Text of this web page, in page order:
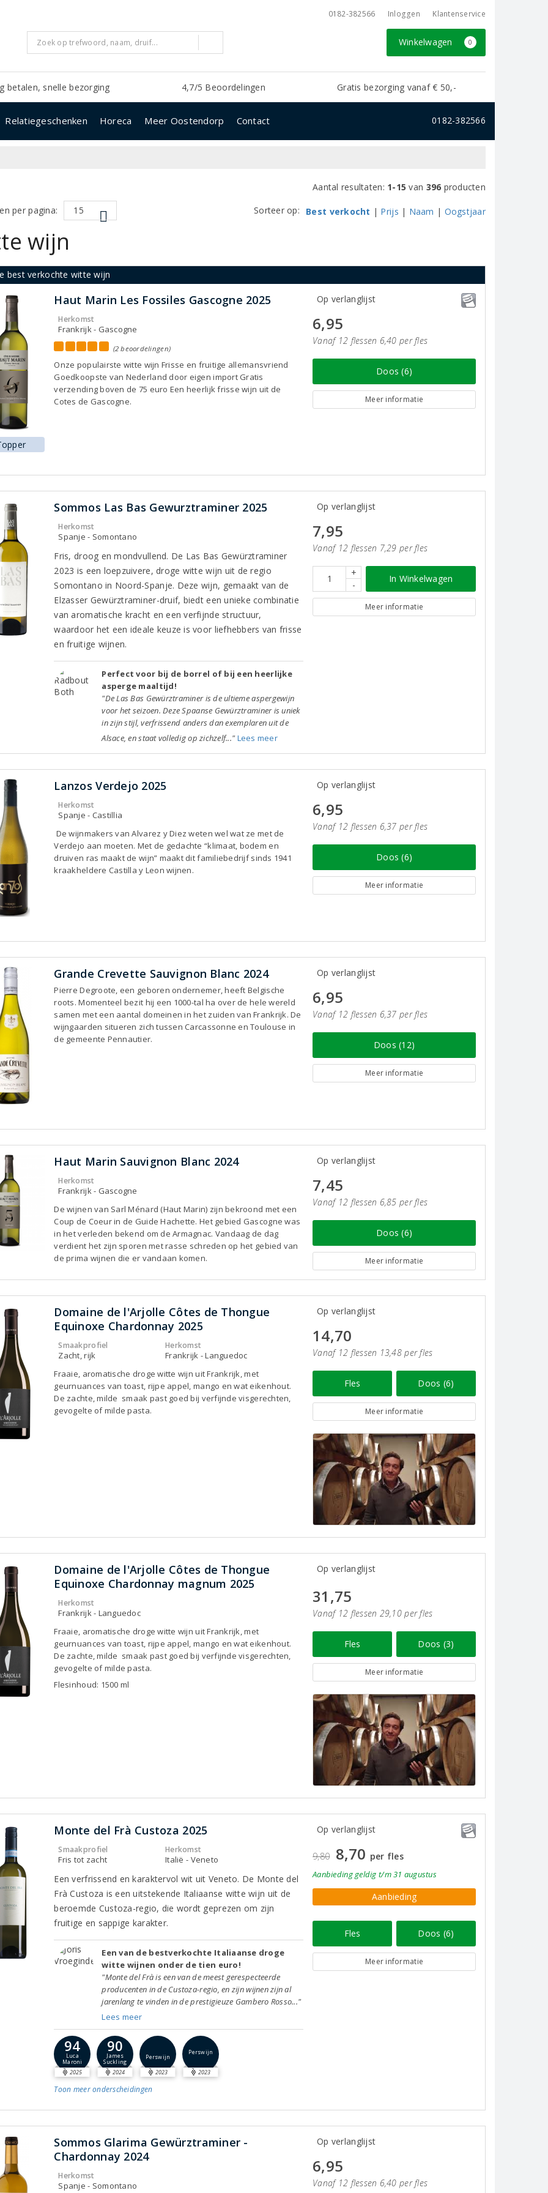
0182-382566 Inloggen Klantenservice
Winkelwagen 0
betalen, snelle bezorging 4,7/5 Beoordelingen Gratis bezorging vanaf € 50,-
Relatiegeschenken Horeca Meer Oostendorp Contact 0182-382566
Aantal resultaten: 1-15 van 396 producten
per pagina:
Sorteer op: Best verkocht | Prijs | Naam | Oogstjaar
wijn
best verkochte witte wijn
Haut Marin Les Fossiles Gascogne 2025
Herkomst
Frankrijk - Gascogne
(2 beoordelingen)
Onze populairste witte wijn Frisse en fruitige allemansvriend
Goedkoopste van Nederland door eigen import Gratis
verzending boven de 75 euro Een heerlijk frisse wijn uit de
Cotes de Gascogne.
Op verlanglijst
6,95
Vanaf 12 flessen 6,40 per fles
Doos (6)
Meer informatie
Sommos Las Bas Gewurztraminer 2025
Herkomst
Spanje - Somontano
Fris, droog en mondvullend. De Las Bas Gewürztraminer
2023 is een loepzuivere, droge witte wijn uit de regio
Somontano in Noord-Spanje. Deze wijn, gemaakt van de
Elzasser Gewürztraminer-druif, biedt een unieke combinatie
van aromatische kracht en een verfijnde structuur,
waardoor het een ideale keuze is voor liefhebbers van frisse
en fruitige wijnen.
Perfect voor bij de borrel of bij een heerlijke
asperge maaltijd!
"De Las Bas Gewürztraminer is de ultieme aspergewijn
voor het seizoen. Deze Spaanse Gewürztraminer is uniek
in zijn stijl, verfrissend anders dan exemplaren uit de
Alsace, en staat volledig op zichzelf..." Lees meer
Op verlanglijst
7,95
Vanaf 12 flessen 7,29 per fles
+
-
In Winkelwagen
Meer informatie
Lanzos Verdejo 2025
Herkomst
Spanje - Castillia
De wijnmakers van Alvarez y Diez weten wel wat ze met de
Verdejo aan moeten. Met de gedachte “klimaat, bodem en
druiven ras maakt de wijn” maakt dit familiebedrijf sinds 1941
kraakheldere Castilla y Leon wijnen.
Op verlanglijst
6,95
Vanaf 12 flessen 6,37 per fles
Doos (6)
Meer informatie
Grande Crevette Sauvignon Blanc 2024
Pierre Degroote, een geboren ondernemer, heeft Belgische
roots. Momenteel bezit hij een 1000-tal ha over de hele wereld
samen met een aantal domeinen in het zuiden van Frankrijk. De
wijngaarden situeren zich tussen Carcassonne en Toulouse in
de gemeente Pennautier.
Op verlanglijst
6,95
Vanaf 12 flessen 6,37 per fles
Doos (12)
Meer informatie
Haut Marin Sauvignon Blanc 2024
Herkomst
Frankrijk - Gascogne
De wijnen van Sarl Ménard (Haut Marin) zijn bekroond met een
Coup de Coeur in de Guide Hachette. Het gebied Gascogne was
in het verleden bekend om de Armagnac. Vandaag de dag
verdient het zijn sporen met rasse schreden op het gebied van
de prima wijnen die er vandaan komen.
Op verlanglijst
7,45
Vanaf 12 flessen 6,85 per fles
Doos (6)
Meer informatie
Domaine de l'Arjolle Côtes de Thongue
Equinoxe Chardonnay 2025
Smaakprofiel
Zacht, rijk
Herkomst
Frankrijk - Languedoc
Fraaie, aromatische droge witte wijn uit Frankrijk, met
geurnuances van toast, rijpe appel, mango en wat eikenhout.
De zachte, milde smaak past goed bij verfijnde visgerechten,
gevogelte of milde pasta.
Op verlanglijst
14,70
Vanaf 12 flessen 13,48 per fles
Fles Doos (6)
Meer informatie
Domaine de l'Arjolle Côtes de Thongue
Equinoxe Chardonnay magnum 2025
Herkomst
Frankrijk - Languedoc
Fraaie, aromatische droge witte wijn uit Frankrijk, met
geurnuances van toast, rijpe appel, mango en wat eikenhout.
De zachte, milde smaak past goed bij verfijnde visgerechten,
gevogelte of milde pasta.
Flesinhoud: 1500 ml
Op verlanglijst
31,75
Vanaf 12 flessen 29,10 per fles
Fles Doos (3)
Meer informatie
Monte del Frà Custoza 2025
Smaakprofiel
Fris tot zacht
Herkomst
Italië - Veneto
Een verfrissend en karaktervol wit uit Veneto. De Monte del
Frà Custoza is een uitstekende Italiaanse witte wijn uit de
beroemde Custoza-regio, die wordt geprezen om zijn
fruitige en sappige karakter.
Een van de bestverkochte Italiaanse droge
witte wijnen onder de tien euro!
"Monte del Frà is een van de meest gerespecteerde
producenten in de Custoza-regio, en zijn wijnen zijn al
jarenlang te vinden in de prestigieuze Gambero Rosso..."
Lees meer
94
Luca
Maroni
2025
90
James
Suckling
2024
Perswijn
2023
Perswijn
2023
Toon meeronderscheidingen
Op verlanglijst
9,80 8,70 per fles
Aanbiedinggeldig t/m 31 augustus
Aanbieding
Fles Doos (6)
Meer informatie
Sommos Glarima Gewürztraminer -
Chardonnay 2024
Herkomst
Spanje - Somontano
Op verlanglijst
6,95
Vanaf 12 flessen 6,40 per fles